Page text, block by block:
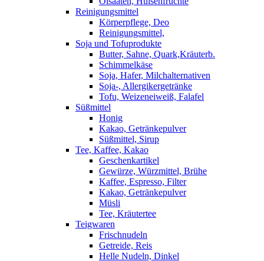
Reinigungsmittel
Körperpflege, Deo
Reinigungsmittel,
Soja und Tofuprodukte
Butter, Sahne, Quark,Kräuterb.
Schimmelkäse
Soja, Hafer, Milchalternativen
Soja-, Allergikergetränke
Tofu, Weizeneiweiß, Falafel
Süßmittel
Honig
Kakao, Getränkepulver
Süßmittel, Sirup
Tee, Kaffee, Kakao
Geschenkartikel
Gewürze, Würzmittel, Brühe
Kaffee, Espresso, Filter
Kakao, Getränkepulver
Müsli
Tee, Kräutertee
Teigwaren
Frischnudeln
Getreide, Reis
Helle Nudeln, Dinkel